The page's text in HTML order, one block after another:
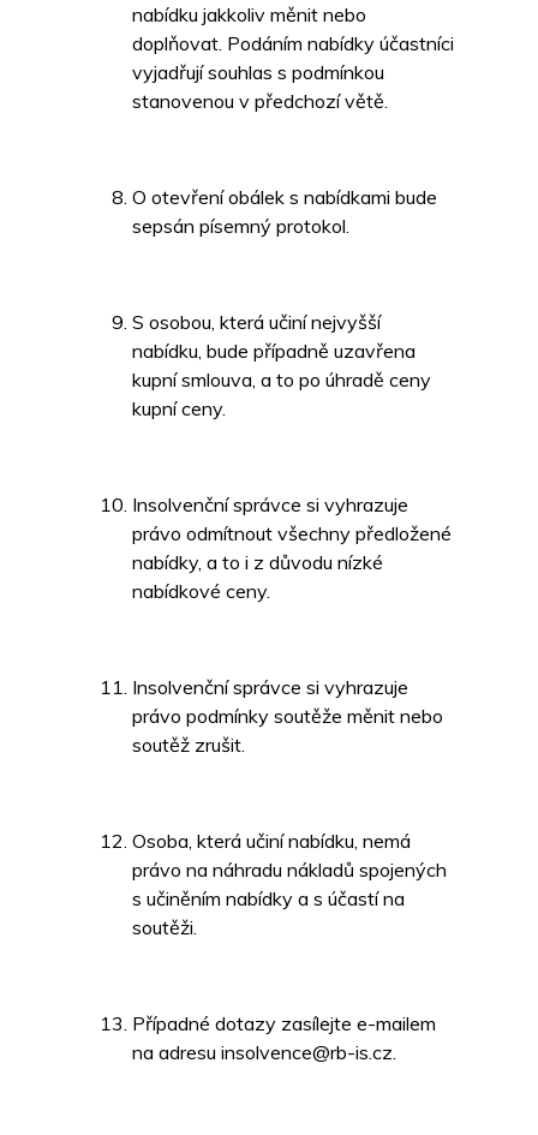
nabídku jakkoliv měnit nebo
doplňovat. Podáním nabídky účastníci
vyjadřují souhlas s podmínkou
stanovenou v předchozí větě.
O otevření obálek s nabídkami bude
sepsán písemný protokol.
S osobou, která učiní nejvyšší
nabídku, bude případně uzavřena
kupní smlouva, a to po úhradě ceny
kupní ceny.
Insolvenční správce si vyhrazuje
právo odmítnout všechny předložené
nabídky, a to i z důvodu nízké
nabídkové ceny.
Insolvenční správce si vyhrazuje
právo podmínky soutěže měnit nebo
soutěž zrušit.
Osoba, která učiní nabídku, nemá
právo na náhradu nákladů spojených
s učiněním nabídky a s účastí na
soutěži.
Případné dotazy zasílejte e-mailem
na adresu insolvence@rb-is.cz.